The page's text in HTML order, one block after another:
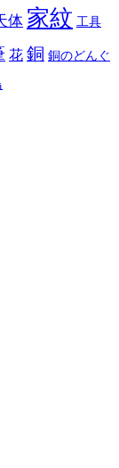
体 家紋 工具
花 銅 銅のどんぐ